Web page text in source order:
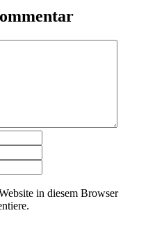
in diesem Browser